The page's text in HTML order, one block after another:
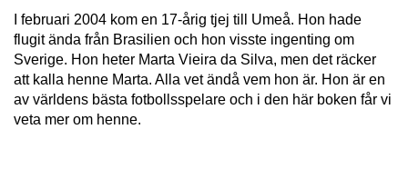
I februari 2004 kom en 17-årig tjej till Umeå. Hon hade
flugit ända från Brasilien och hon visste ingenting om
Sverige. Hon heter Marta Vieira da Silva, men det räcker
att kalla henne Marta. Alla vet ändå vem hon är. Hon är en
av världens bästa fotbollsspelare och i den här boken får vi
veta mer om henne.